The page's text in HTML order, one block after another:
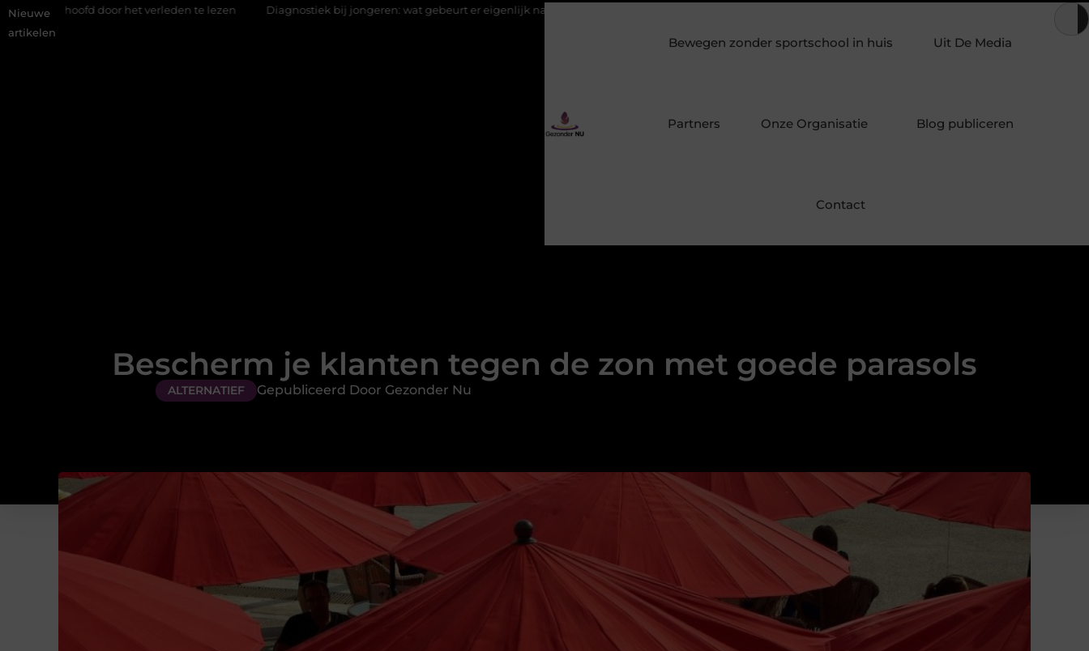
Nieuwe
artikelen
het verleden te lezen Diagnostiek bij jongeren: wat gebeurt er eigenlijk na de aanmelding? Duizeligheid begrijpen:
Bewegen zonder sportschool in huis Uit De Media
Partners Onze Organisatie Blog publiceren
Contact
Bescherm je klanten tegen de zon met goede parasols
ALTERNATIEF Gepubliceerd Door Gezonder Nu